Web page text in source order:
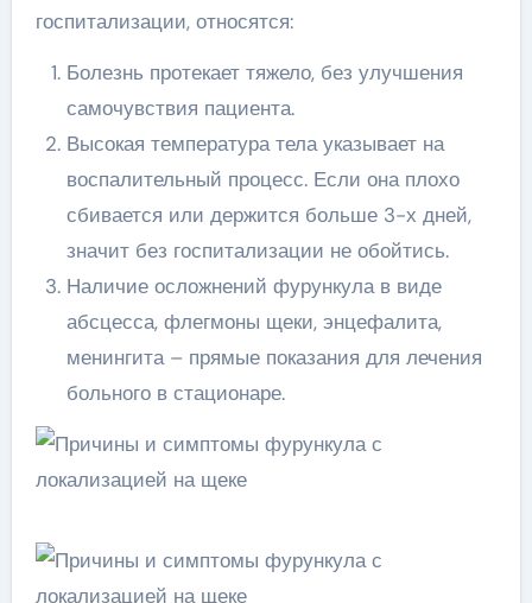
госпитализации, относятся:
Болезнь протекает тяжело, без улучшения
самочувствия пациента.
Высокая температура тела указывает на
воспалительный процесс. Если она плохо
сбивается или держится больше 3-х дней,
значит без госпитализации не обойтись.
Наличие осложнений фурункула в виде
абсцесса, флегмоны щеки, энцефалита,
менингита – прямые показания для лечения
больного в стационаре.